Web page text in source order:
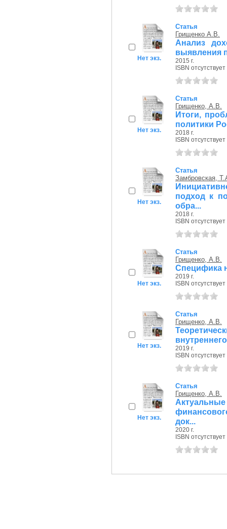
Нет экз.
Статья
Грищенко А.В.
Анализ
выявления
2015 г.
ISBN отсутствует
Нет экз.
Статья
Грищенко, А.В.
Итоги,
политики
2018 г.
ISBN отсутствует
Нет экз.
Статья
Замбровская,
подход к
обра...
2018 г.
ISBN отсутствует
Нет экз.
Статья
Грищенко, А.В.
Специфика
2019 г.
ISBN отсутствует
Нет экз.
Статья
Грищенко, А.В.
2019 г.
ISBN отсутствует
Нет экз.
Статья
Грищенко, А.В.
док...
2020 г.
ISBN отсутствует